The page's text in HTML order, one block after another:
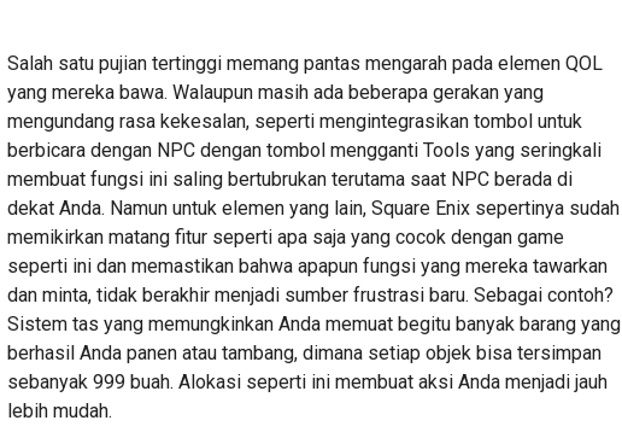
Salah satu pujian tertinggi memang pantas mengarah pada elemen QOL
yang mereka bawa. Walaupun masih ada beberapa gerakan yang
mengundang rasa kekesalan, seperti mengintegrasikan tombol untuk
berbicara dengan NPC dengan tombol mengganti Tools yang seringkali
membuat fungsi ini saling bertubrukan terutama saat NPC berada di
dekat Anda. Namun untuk elemen yang lain, Square Enix sepertinya sudah
memikirkan matang fitur seperti apa saja yang cocok dengan game
seperti ini dan memastikan bahwa apapun fungsi yang mereka tawarkan
dan minta, tidak berakhir menjadi sumber frustrasi baru. Sebagai contoh?
Sistem tas yang memungkinkan Anda memuat begitu banyak barang yang
berhasil Anda panen atau tambang, dimana setiap objek bisa tersimpan
sebanyak 999 buah. Alokasi seperti ini membuat aksi Anda menjadi jauh
lebih mudah.